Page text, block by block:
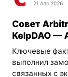
21 Апр 2026
Совет
KelpDAO —
Ключевые
выполнил
связанных с